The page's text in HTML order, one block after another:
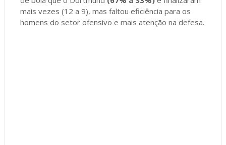
mais vezes (12 a 9), mas faltou eficiência para os
homens do setor ofensivo e mais atenção na defesa.